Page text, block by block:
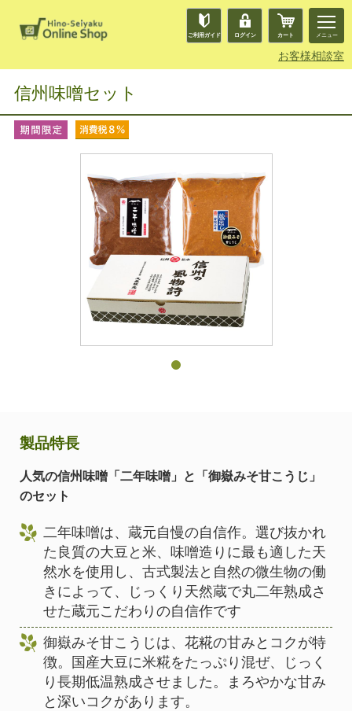
ご利用ガイド ログイン カート メニュー
お客様相談室
信州味噌セット
製品特長
人気の信州味噌「二年味噌」と「御嶽みそ甘こうじ」
のセット
二年味噌は、蔵元自慢の自信作。選び抜かれ
た良質の大豆と米、味噌造りに最も適した天
然水を使用し、古式製法と自然の微生物の働
きによって、じっくり天然蔵で丸二年熟成さ
せた蔵元こだわりの自信作です
御嶽みそ甘こうじは、花糀の甘みとコクが特
徴。国産大豆に米糀をたっぷり混ぜ、じっく
り長期低温熟成させました。まろやかな甘み
と深いコクがあります。